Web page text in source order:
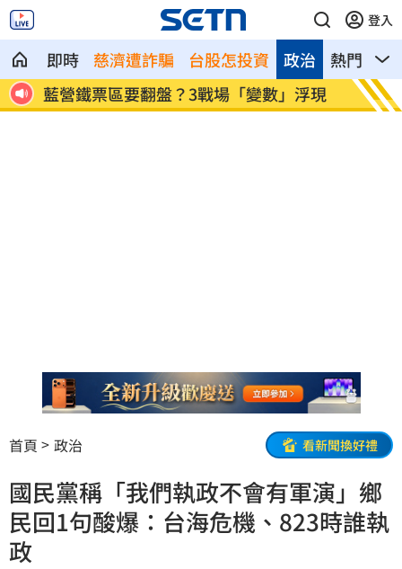
登入
即時 慈濟遭詐騙 台股怎投資 熱門 影
政治
項 藍營鐵票區要翻盤？3戰場「變數」浮現
新／
天
首頁 政治 看新聞換好禮
國民黨稱「我們執政不會有軍演」鄉
民回1句酸爆：台海危機、823時誰執
政